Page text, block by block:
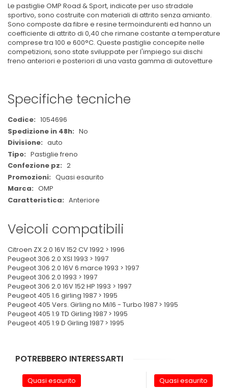
Le pastiglie OMP Road & Sport, indicate per uso stradale
sportivo, sono costruite con materiali di attrito senza amianto.
Sono composte da fibre e resine termoindurenti ed hanno un
coefficiente di attrito di 0,40 che rimane costante a temperature
comprese tra 100 e 600°C. Queste pastiglie concepite nelle
competizioni, sono state sviluppate per l'impiego sui dischi
freno anteriori e posteriori di una vasta gamma di autovetture
Specifiche tecniche
Maggiori
Informazioni
1054696
No
auto
Pastiglie freno
2
Quasi esaurito
OMP
Anteriore
Veicoli compatibili
Citroen ZX 2.0 16V 152 CV 1992 > 1996
Peugeot 306 2.0 XSI 1993 > 1997
Peugeot 306 2.0 16V 6 marce 1993 > 1997
Peugeot 306 2.0 1993 > 1997
Peugeot 306 2.0 16V 152 HP 1993 > 1997
Peugeot 405 1.6 girling 1987 > 1995
Peugeot 405 Vers. Girling no Mi16 - Turbo 1987 > 1995
Peugeot 405 1.9 TD Girling 1987 > 1995
Peugeot 405 1.9 D Girling 1987 > 1995
POTREBBERO INTERESSARTI
Quasi esaurito Quasi esaurito